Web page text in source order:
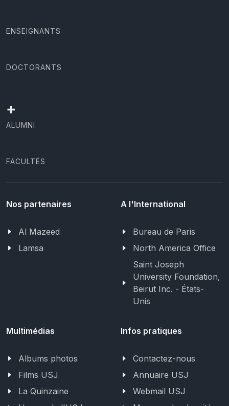
ENSEIGNANTS
DOCTORANTS
+
ALUMNI
FACULTÉS
Nos partenaires
Al Mazeed
Lamsa
A l'International
Bureau de Paris
North America Office
Saint Joseph
University Foundation,
Beirut Inc. - États-
Unis
Multimédias
Albums photos
Films USJ
La Quinzaine
Infos pratiques
Contactez-nous
Annuaire USJ
Webmail USJ